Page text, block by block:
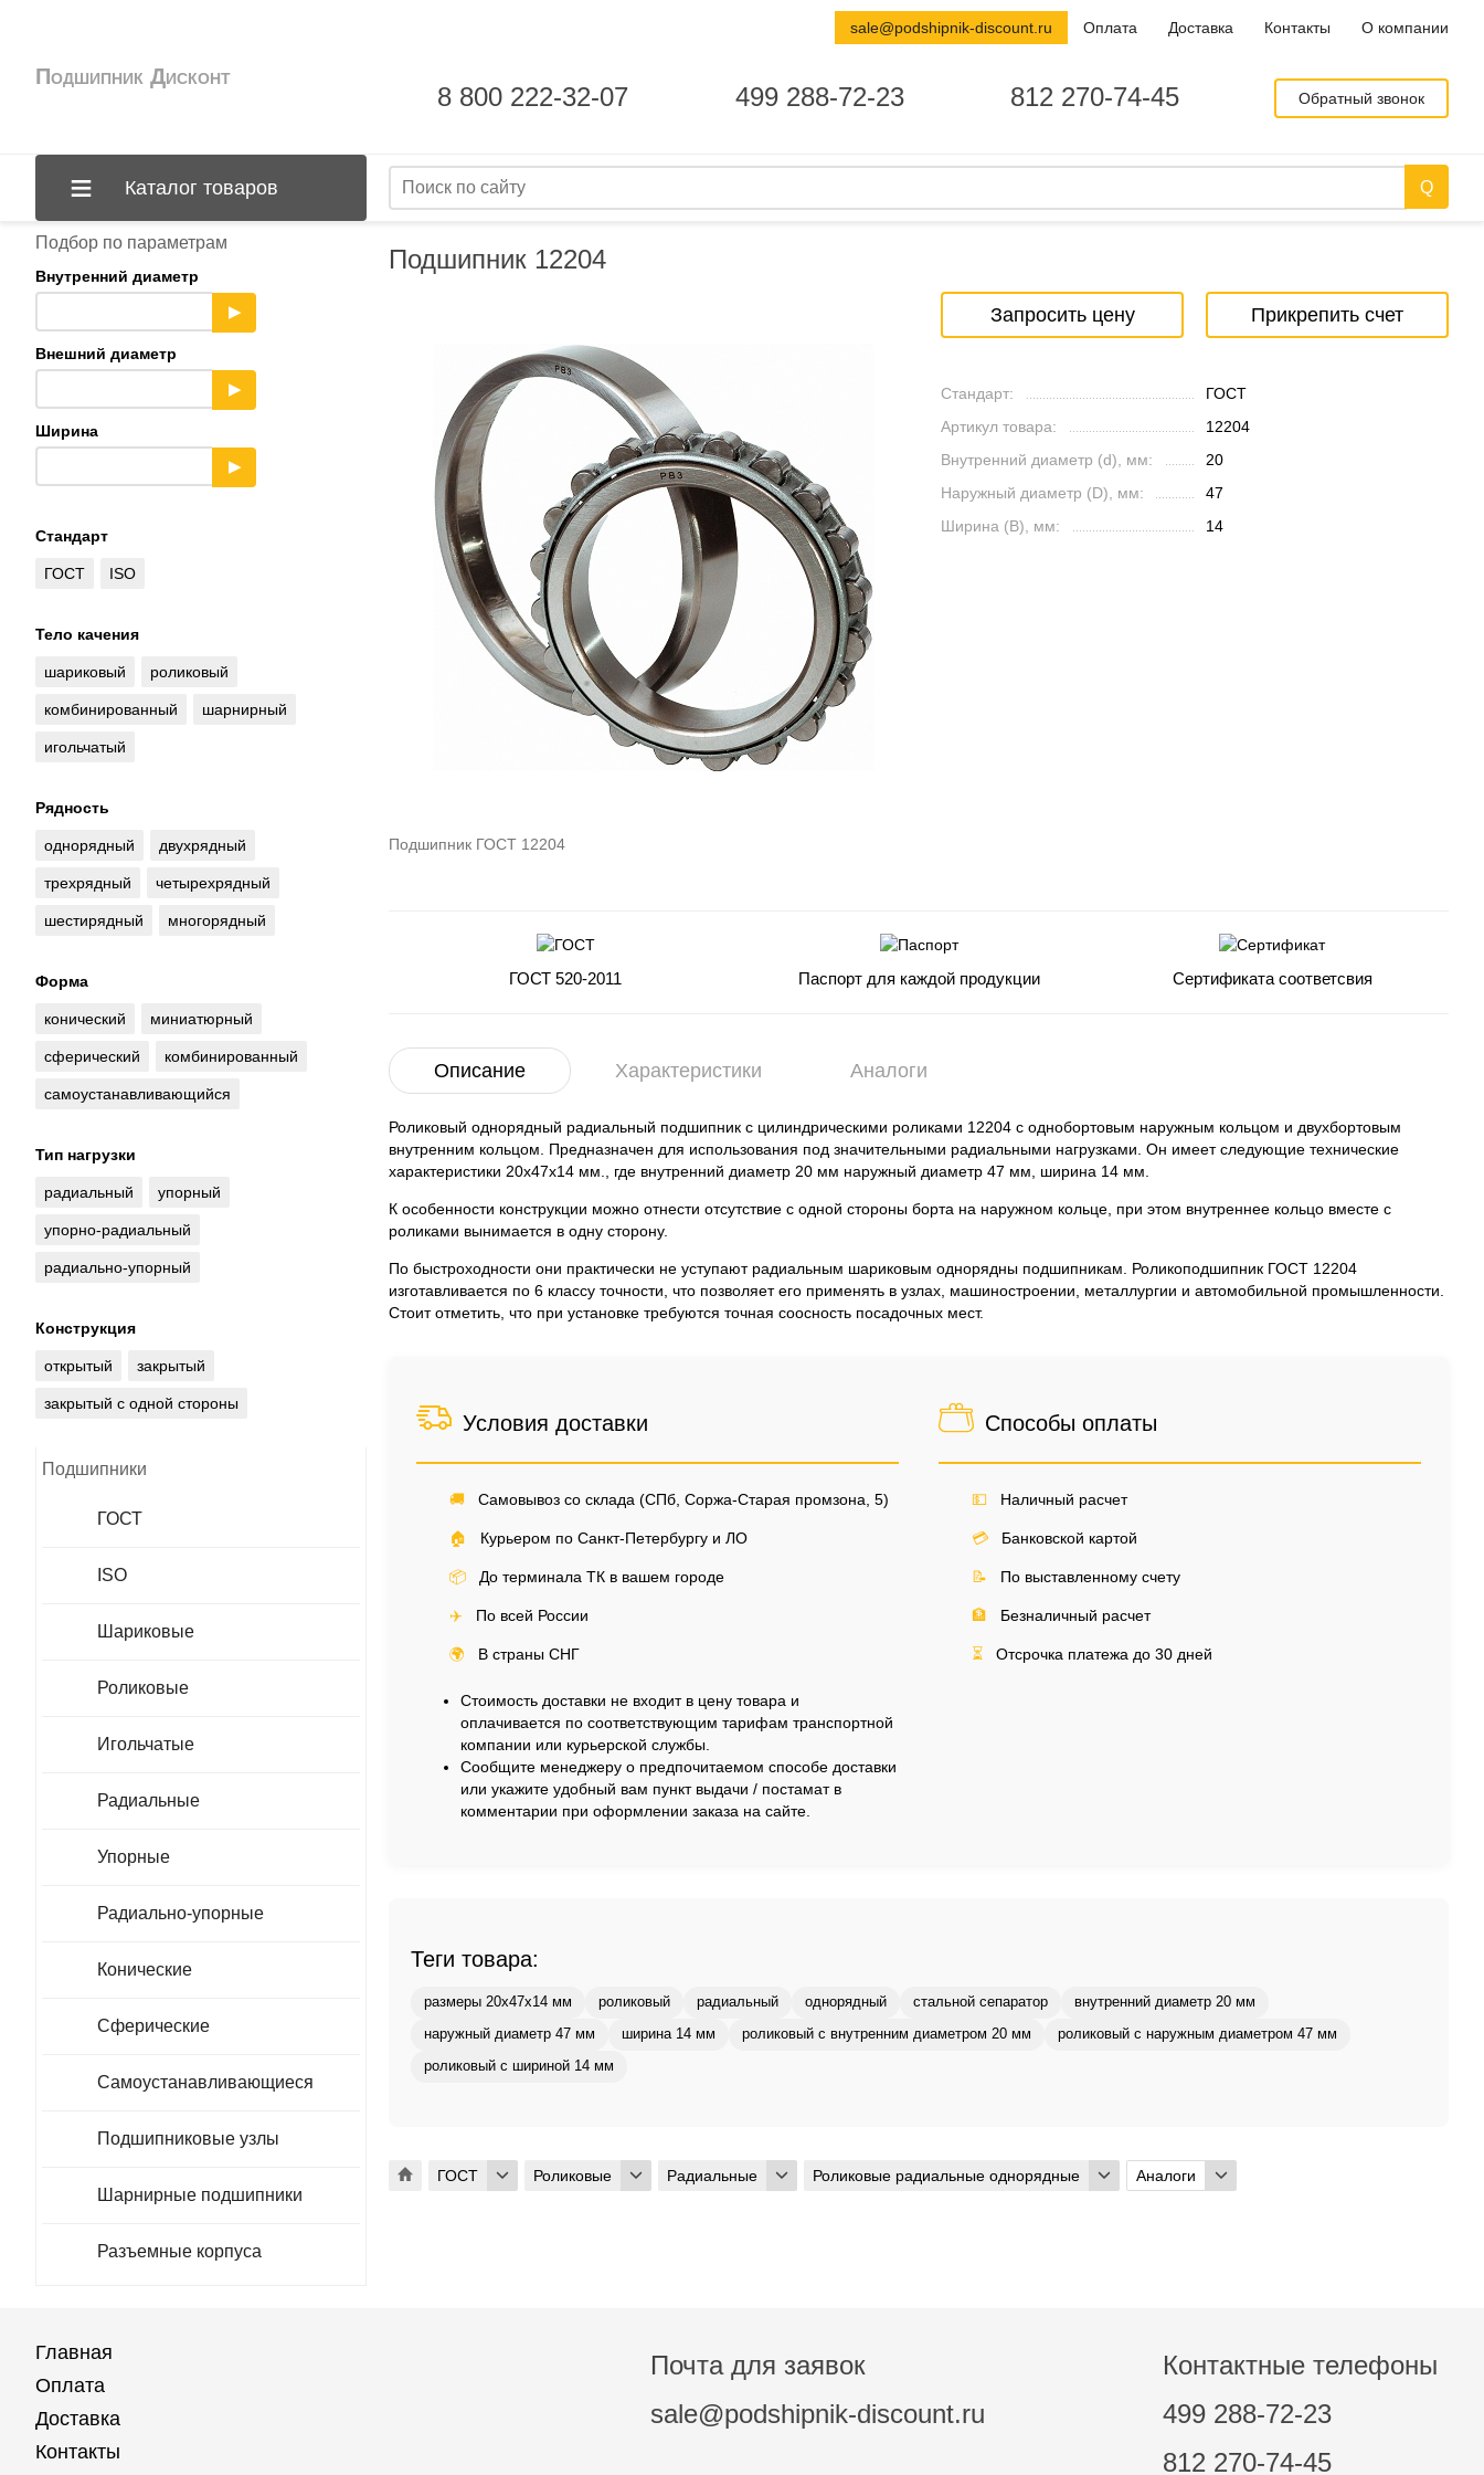
Подшипник 12204
Подшипник ГОСТ 12204
Запросить цену Прикрепить счет
Стандарт:
ГОСТ
Артикул товара:
12204
Внутренний диаметр (d), мм:
20
Наружный диаметр (D), мм:
47
Ширина (B), мм:
14
ГОСТ 520-2011 Паспорт для каждой продукции Сертификата соответсвия
Описание Характеристики Аналоги
Роликовый однорядный радиальный подшипник с цилиндрическими роликами 12204 с однобортовым наружным кольцом и двухбортовым
внутренним кольцом. Предназначен для использования под значительными радиальными нагрузками. Он имеет следующие технические
характеристики 20x47x14 мм., где внутренний диаметр 20 мм наружный диаметр 47 мм, ширина 14 мм.
К особенности конструкции можно отнести отсутствие с одной стороны борта на наружном кольце, при этом внутреннее кольцо вместе с
роликами вынимается в одну сторону.
По быстроходности они практически не уступают радиальным шариковым однорядны подшипникам. Роликоподшипник ГОСТ 12204
изготавливается по 6 классу точности, что позволяет его применять в узлах, машиностроении, металлургии и автомобильной промышленности.
Стоит отметить, что при установке требуются точная соосность посадочных мест.
Условия доставки
🚚 Самовывоз со склада (СПб, Соржа-Старая промзона, 5)
🏠 Курьером по Санкт-Петербургу и ЛО
📦 До терминала ТК в вашем городе
✈️ По всей России
🌍 В страны СНГ
Стоимость доставки не входит в цену товара и
оплачивается по соответствующим тарифам транспортной
компании или курьерской службы.
Сообщите менеджеру о предпочитаемом способе доставки
или укажите удобный вам пункт выдачи / постамат в
комментарии при оформлении заказа на сайте.
Способы оплаты
💵 Наличный расчет
💳 Банковской картой
📝 По выставленному счету
🏦 Безналичный расчет
⏳ Отсрочка платежа до 30 дней
Теги товара:
размеры 20x47x14 мм роликовый радиальный однорядный стальной сепаратор внутренний диаметр 20 мм
наружный диаметр 47 мм ширина 14 мм роликовый с внутренним диаметром 20 мм роликовый с наружным диаметром 47 мм
роликовый с шириной 14 мм
ГОСТ Роликовые Радиальные Роликовые радиальные однорядные Аналоги
Подбор по параметрам
Внутренний диаметр
▶
Внешний диаметр
▶
Ширина
▶
Стандарт
ГОСТ ISO
Тело качения
шариковый роликовый
комбинированный шарнирный
игольчатый
Рядность
однорядный двухрядный
трехрядный четырехрядный
шестирядный многорядный
Форма
конический миниатюрный
сферический комбинированный
самоустанавливающийся
Тип нагрузки
радиальный упорный
упорно-радиальный
радиально-упорный
Конструкция
открытый закрытый
закрытый с одной стороны
Подшипники
ГОСТ
ISO
Шариковые
Роликовые
Игольчатые
Радиальные
Упорные
Радиально-упорные
Конические
Сферические
Самоустанавливающиеся
Подшипниковые узлы
Шарнирные подшипники
Разъемные корпуса
Подшипник Дисконт
8 800 222-32-07 499 288-72-23 812 270-74-45 Обратный звонок
sale@podshipnik-discount.ru Оплата Доставка Контакты О компании
Каталог товаров
Главная
Оплата
Доставка
Контакты
Почта для заявок
sale@podshipnik-discount.ru
Контактные телефоны
499 288-72-23
812 270-74-45